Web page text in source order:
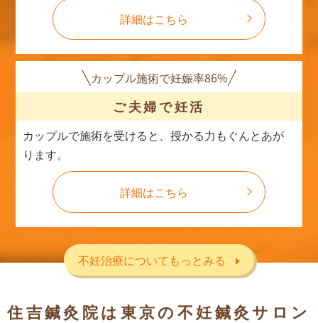
詳細はこちら
カップル施術で妊娠率86%
ご夫婦で妊活
カップルで施術を受けると、授かる力もぐんとあが
ります。
詳細はこちら
不妊治療についてもっとみる
住吉鍼灸院は東京の不妊鍼灸サロン